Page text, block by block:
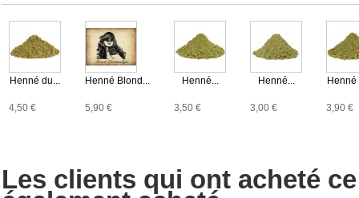
Henné du...
4,50 €
Henné Blond...
5,90 €
Henné...
3,50 €
Henné...
3,00 €
Henné
3,90 €
Les clients qui ont acheté